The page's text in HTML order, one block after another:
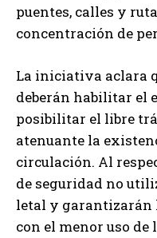
puentes, calles y
concentración de
La iniciativa aclara
deberán habilitar el
posibilitar el libre
atenuante la
circulación. Al
de seguridad no
letal y garantizarán
con el menor uso de